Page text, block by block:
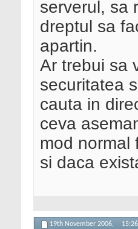
serverul, sa
dreptul sa
apartin.
Ar trebui sa
securitatea
cauta in
ceva
mod normal
si daca
19th November 2006, 15:26